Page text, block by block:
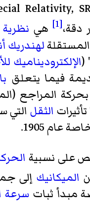
Relativity,
[1] هي نظرية
لهندريك
"الإلكتروديناميك
فيما يتعلق
المراجع
الثقل التي
على نسبية
الميكانيك إلى
مبدأ ثباتسرعة